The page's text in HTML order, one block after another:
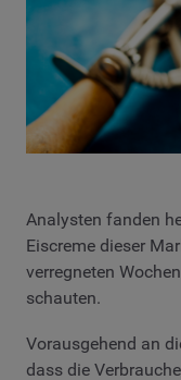
Analysten fanden
Eiscreme dieser
verregneten
schauten.
Vorausgehend an
dass die